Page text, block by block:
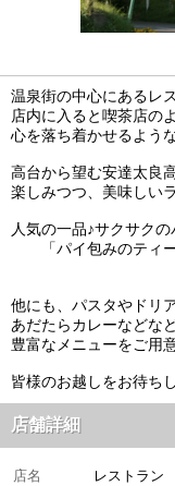
温泉街の中心にあるレ
店内に入ると喫茶店の
心を落ち着かせるよう
高台から望む安達太良
楽しみつつ、美味しい
人気の一品♪サクサクの
「パイ包みのティー
はいか
他にも、パスタやドリ
あだたらカレーなどな
豊富なメニューをご用
皆様のお越しをお待ち
店舗詳細
店名 レストラン